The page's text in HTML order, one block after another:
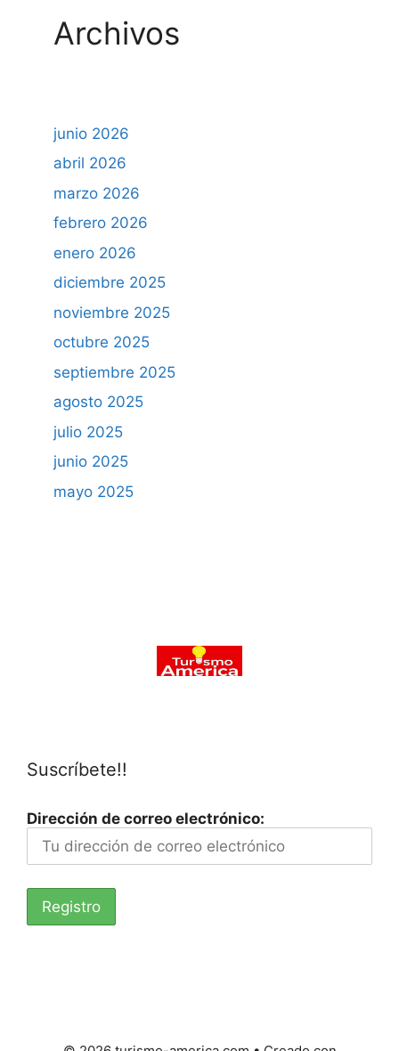
Archivos
junio 2026
abril 2026
marzo 2026
febrero 2026
enero 2026
diciembre 2025
noviembre 2025
octubre 2025
septiembre 2025
agosto 2025
julio 2025
junio 2025
mayo 2025
Suscríbete!!
Dirección de correo electrónico: